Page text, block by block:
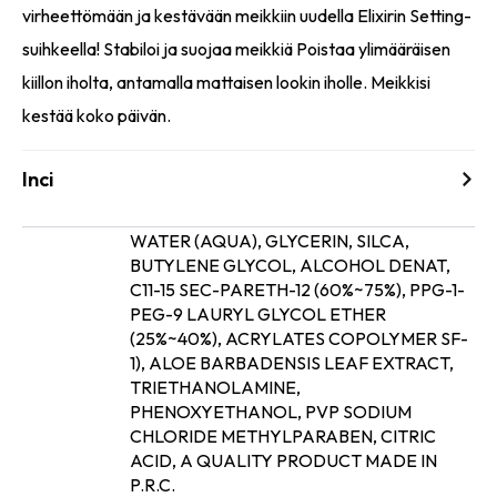
virheettömään ja kestävään meikkiin uudella Elixirin Setting-
suihkeella! Stabiloi ja suojaa meikkiä Poistaa ylimääräisen
kiillon iholta, antamalla mattaisen lookin iholle. Meikkisi
kestää koko päivän.
Inci
WATER (AQUA), GLYCERIN, SILCA,
BUTYLENE GLYCOL, ALCOHOL DENAT,
C11-15 SEC-PARETH-12 (60%~75%), PPG-1-
PEG-9 LAURYL GLYCOL ETHER
(25%~40%), ACRYLATES COPOLYMER SF-
1), ALOE BARBADENSIS LEAF EXTRACT,
TRIETHANOLAMINE,
PHENOXYETHANOL, PVP SODIUM
CHLORIDE METHYLPARABEN, CITRIC
ACID, A QUALITY PRODUCT MADE IN
P.R.C.